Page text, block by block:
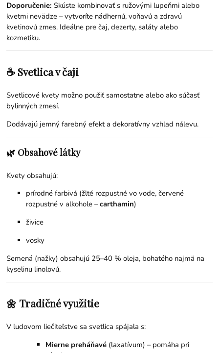
Doporučenie: Skúste kombinovať s ružovými lupeňmi alebo
kvetmi nevädze – vytvoríte nádhernú, voňavú a zdravú
kvetinovú zmes. Ideálne pre čaj, dezerty, saláty alebo
kozmetiku.
☕ Svetlica v čaji
Svetlicové kvety možno použiť samostatne alebo ako súčasť
bylinných zmesí.
Dodávajú jemný farebný efekt a dekoratívny vzhľad nálevu.
🌿 Obsahové látky
Kvety obsahujú:
prírodné farbivá (žlté rozpustné vo vode, červené
rozpustné v alkohole –carthamin)
živice
vosky
Semená (nažky) obsahujú 25–40 % oleja, bohatého najmä na
kyselinu linolovú.
🌼 Tradičné využitie
V ľudovom liečiteľstve sa svetlica spájala s:
Mierne preháňavé (laxatívum) – pomáha pri